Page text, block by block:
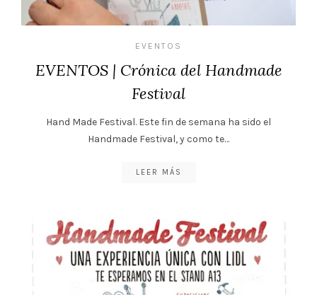
EVENTOS
EVENTOS | Crónica del Handmade
Festival
Hand Made Festival. Este fin de semana ha sido el
Handmade Festival, y como te…
LEER MÁS